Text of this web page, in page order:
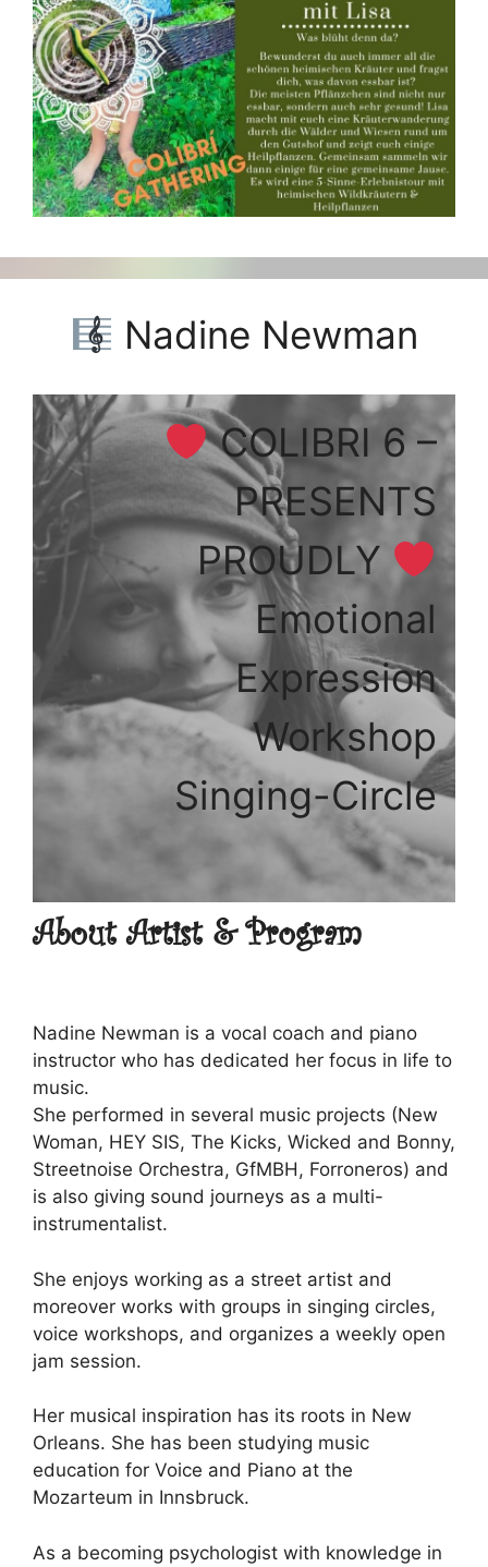
Nadine Newman
COLIBRI 6 –
PRESENTS
PROUDLY
Emotional
Expression
Workshop
Singing-Circle
About Artist & Program
Nadine Newman is a vocal coach and piano
instructor who has dedicated her focus in life to
music.
She performed in several music projects (New
Woman, HEY SIS, The Kicks, Wicked and Bonny,
Streetnoise Orchestra, GfMBH, Forroneros) and
is also giving sound journeys as a multi-
instrumentalist.
She enjoys working as a street artist and
moreover works with groups in singing circles,
voice workshops, and organizes a weekly open
jam session.
Her musical inspiration has its roots in New
Orleans. She has been studying music
education for Voice and Piano at the
Mozarteum in Innsbruck.
As a becoming psychologist with knowledge in